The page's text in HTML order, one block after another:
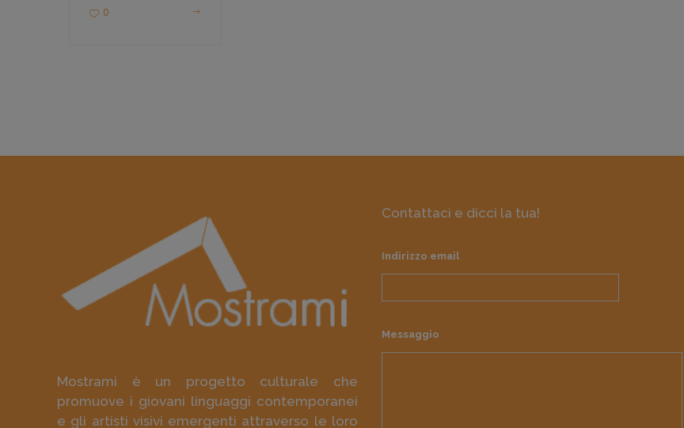
0
Mostrami è un progetto culturale che
promuove i giovani linguaggi contemporanei
e gli artisti visivi emergenti attraverso le loro
Contattaci e dicci la tua!
Indirizzo email
Messaggio